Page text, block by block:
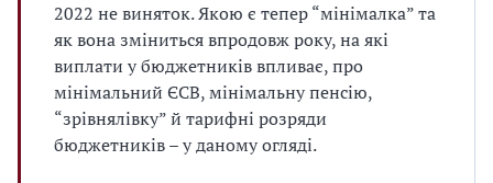
2022 не виняток. Якою є тепер “мінімалка” та
як вона зміниться впродовж року, на які
виплати у бюджетників впливає, про
мінімальний ЄСВ, мінімальну пенсію,
“зрівнялівку” й тарифні розряди
бюджетників – у даному огляді.